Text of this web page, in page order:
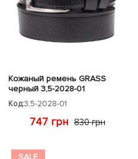
Кожаный ремень GRASS
черный 3,5-2028-01
Код:3,5-2028-01
747 грн 830 грн
SALE